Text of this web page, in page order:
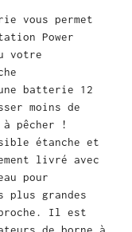
vous permet
Power
votre
batterie 12
moins de
pêcher !
étanche et
livré avec
pour
grandes
Il est